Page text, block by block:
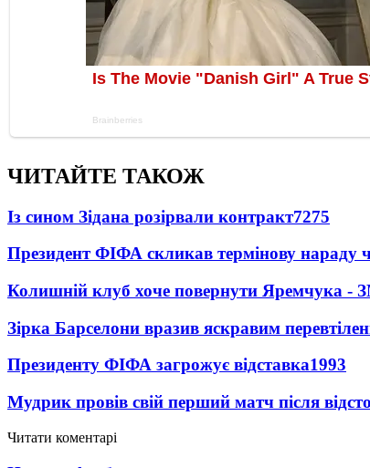
ЧИТАЙТЕ ТАКОЖ
Із сином Зідана розірвали контракт7275
Президент ФІФА скликав термінову нараду
Колишній клуб хоче повернути Яремчука -
Зірка Барселони вразив яскравим
Президенту ФІФА загрожує відставка1993
Мудрик провів свій перший матч після
Читати коментарі